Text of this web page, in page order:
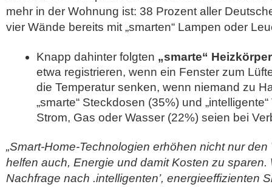
mehr in der Wohnung ist: 38 Prozent aller
vier Wände bereits mit „smarten“ Lampen oder
Knapp dahinter folgten „smarte“
etwa registrieren, wenn ein Fenster zum
die Temperatur senken, wenn niemand zu
„smarte“ Steckdosen (35%) und
Strom, Gas oder Wasser (22%) seien bei
„Smart-Home-Technologien erhöhen nicht nur
helfen auch, Energie und damit Kosten zu sparen.
Nachfrage nach .intelligenten’, energieeffizienten